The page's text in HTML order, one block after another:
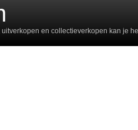
en collectieverkopen kan je